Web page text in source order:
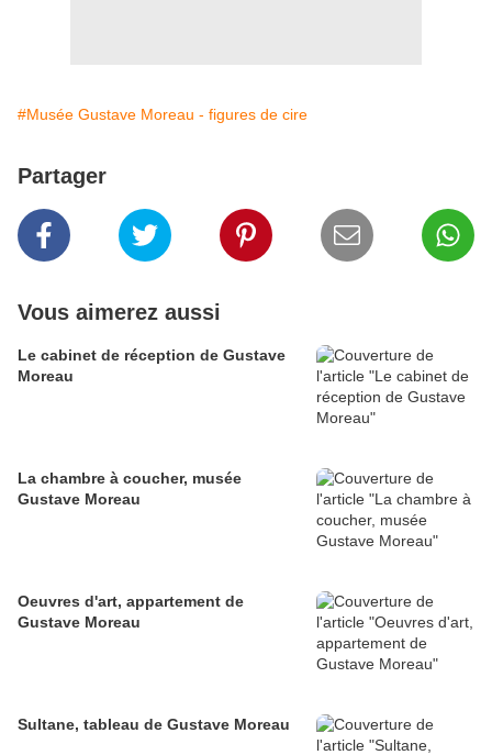
#Musée Gustave Moreau - figures de cire
Partager
Vous aimerez aussi
Le cabinet de réception de Gustave
Moreau
La chambre à coucher, musée
Gustave Moreau
Oeuvres d'art, appartement de
Gustave Moreau
Sultane, tableau de Gustave Moreau